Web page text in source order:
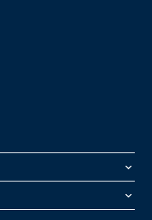
keyboard_arrow_down
keyboard_arrow_down